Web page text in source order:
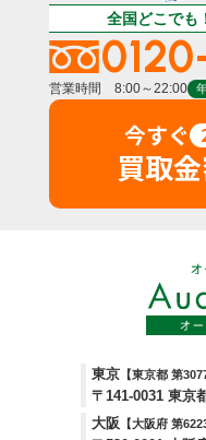
全国どこでも
営業時間 8:00～22:00
今すぐ
買取
東京 【東京都 第
〒141-0031 東京
大阪
【大阪府 第